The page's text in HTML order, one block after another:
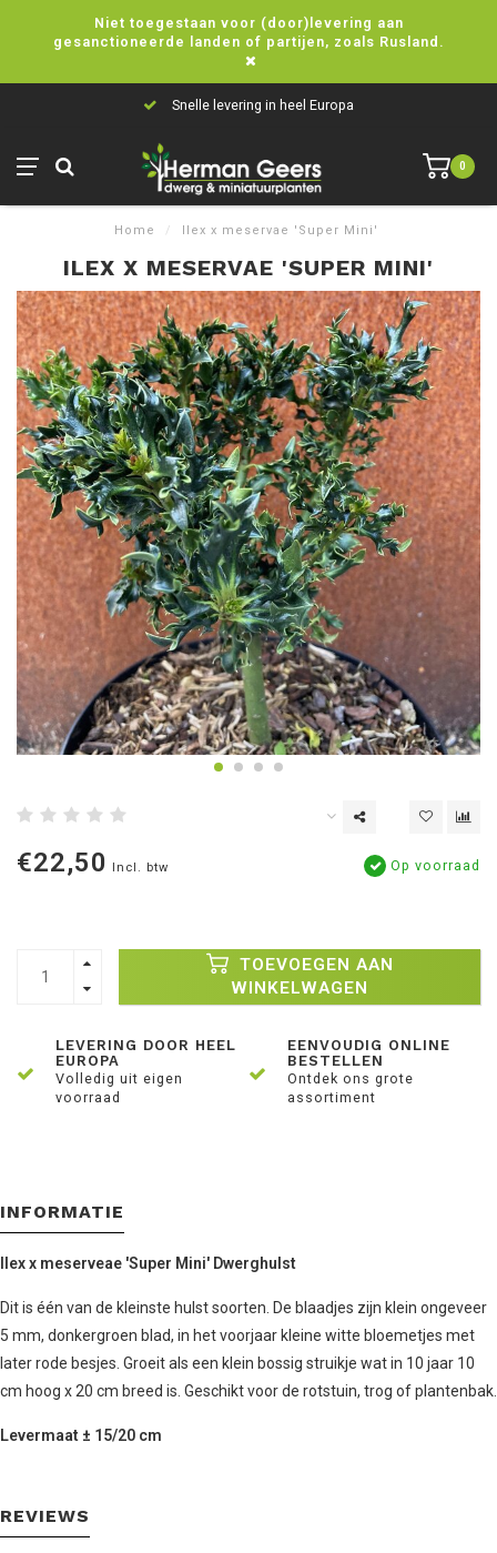
Niet toegestaan voor (door)levering aan
gesanctioneerde landen of partijen, zoals Rusland.
Snelle levering in heel Europa
0
Home / Ilex x meservae 'Super Mini'
ILEX X MESERVAE 'SUPER MINI'
€22,50 Incl. btw Op voorraad
TOEVOEGEN AAN
WINKELWAGEN
LEVERING DOOR HEEL
EUROPA
Volledig uit eigen
voorraad
EENVOUDIG ONLINE
BESTELLEN
Ontdek ons grote
assortiment
INFORMATIE
lex x meserveae 'Super Mini' Dwerghulst
Dit is één van de kleinste hulst soorten. De blaadjes zijn klein ongeveer
5 mm, donkergroen blad, in het voorjaar kleine witte bloemetjes met
later rode besjes. Groeit als een klein bossig struikje wat in 10 jaar 10
cm hoog x 20 cm breed is. Geschikt voor de rotstuin, trog of plantenbak.
Levermaat ± 15/20 cm
REVIEWS